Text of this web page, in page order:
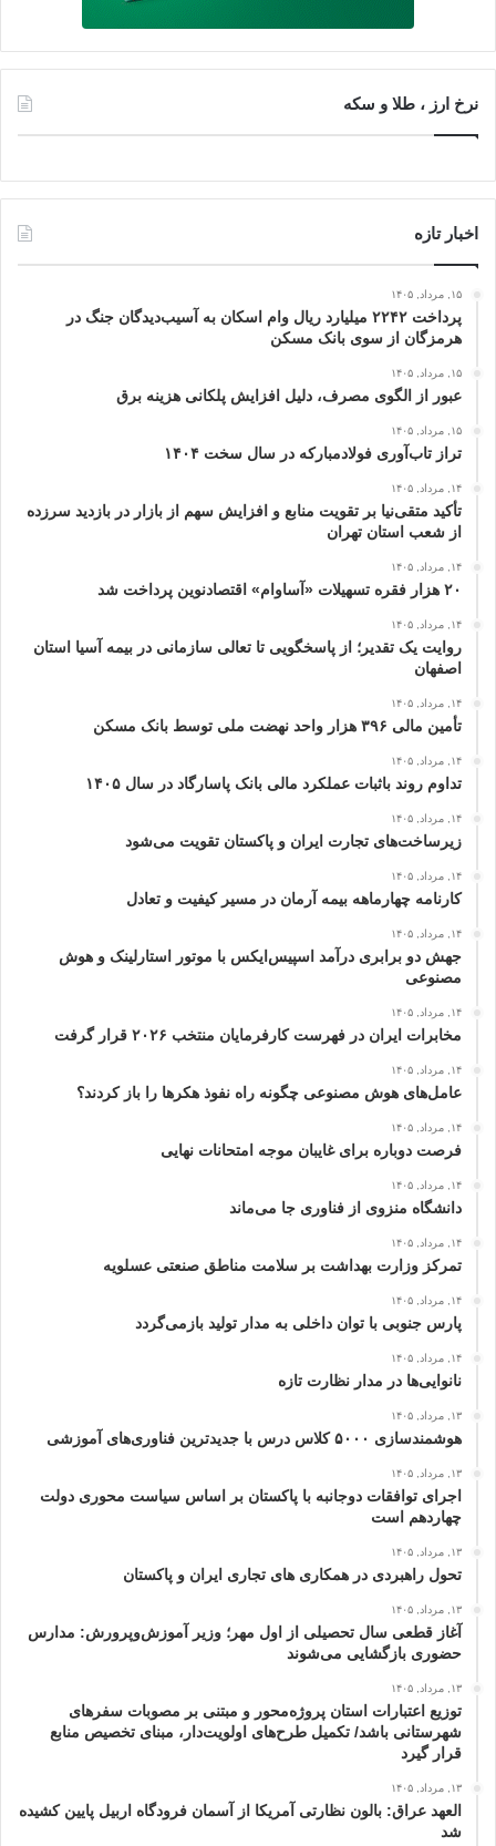
نرخ ارز ، طلا و سکه
اخبار تازه
۱۵, مرداد, ۱۴۰۵
پرداخت ۲۲۴۲ میلیارد ریال وام اسکان به آسیب‌دیدگان جنگ در
هرمزگان از سوی بانک مسکن
۱۵, مرداد, ۱۴۰۵
عبور از الگوی مصرف، دلیل افزایش پلکانی هزینه برق
۱۵, مرداد, ۱۴۰۵
تراز تاب‌آوری فولادمبارکه در سال سخت ۱۴۰۴
۱۴, مرداد, ۱۴۰۵
تأکید متقی‌نیا بر تقویت منابع و افزایش سهم از بازار در بازدید سرزده
از شعب استان تهران
۱۴, مرداد, ۱۴۰۵
۲۰ هزار فقره تسهیلات «آساوام» اقتصادنوین پرداخت شد
۱۴, مرداد, ۱۴۰۵
روایت یک تقدیر؛ از پاسخگویی تا تعالی سازمانی در بیمه آسیا استان
اصفهان
۱۴, مرداد, ۱۴۰۵
تأمین مالی ۳۹۶ هزار واحد نهضت ملی توسط بانک مسکن
۱۴, مرداد, ۱۴۰۵
تداوم روند باثبات عملکرد مالی بانک پاسارگاد در سال ۱۴۰۵
۱۴, مرداد, ۱۴۰۵
زیرساخت‌های تجارت ایران و پاکستان تقویت می‌شود
۱۴, مرداد, ۱۴۰۵
کارنامه چهارماهه بیمه آرمان در مسیر کیفیت و تعادل
۱۴, مرداد, ۱۴۰۵
جهش دو برابری درآمد اسپیس‌ایکس با موتور استارلینک و هوش
مصنوعی
۱۴, مرداد, ۱۴۰۵
مخابرات ایران در فهرست کارفرمایان منتخب ۲۰۲۶ قرار گرفت
۱۴, مرداد, ۱۴۰۵
عامل‌های هوش مصنوعی چگونه راه نفوذ هکرها را باز کردند؟
۱۴, مرداد, ۱۴۰۵
فرصت دوباره برای غایبان موجه امتحانات نهایی
۱۴, مرداد, ۱۴۰۵
دانشگاه منزوی از فناوری جا می‌ماند
۱۴, مرداد, ۱۴۰۵
تمرکز وزارت بهداشت بر سلامت مناطق صنعتی عسلویه
۱۴, مرداد, ۱۴۰۵
پارس جنوبی با توان داخلی به مدار تولید بازمی‌گردد
۱۴, مرداد, ۱۴۰۵
نانوایی‌ها در مدار نظارت تازه
۱۳, مرداد, ۱۴۰۵
هوشمندسازی ۵۰۰۰ کلاس درس با جدیدترین فناوری‌های آموزشی
۱۳, مرداد, ۱۴۰۵
اجرای توافقات دوجانبه با پاکستان بر اساس سیاست محوری دولت
چهاردهم است
۱۳, مرداد, ۱۴۰۵
تحول راهبردی در همکاری های تجاری ایران و پاکستان
۱۳, مرداد, ۱۴۰۵
آغاز قطعی سال تحصیلی از اول مهر؛ وزیر آموزش‌وپرورش: مدارس
حضوری بازگشایی می‌شوند
۱۳, مرداد, ۱۴۰۵
توزیع اعتبارات استان پروژه‌محور و مبتنی بر مصوبات سفرهای
شهرستانی باشد/ تکمیل طرح‌های اولویت‌دار، مبنای تخصیص منابع
قرار گیرد
۱۳, مرداد, ۱۴۰۵
العهد عراق: بالون نظارتی آمریکا از آسمان فرودگاه اربیل پایین کشیده
شد